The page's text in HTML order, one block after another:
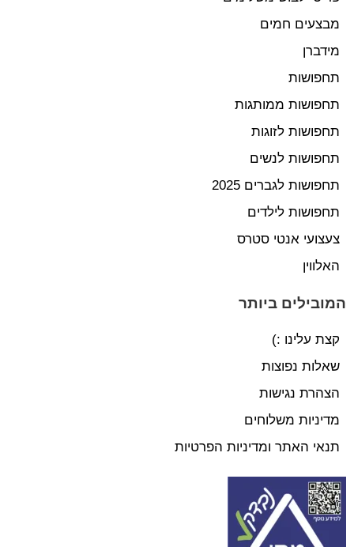
מבצעים חמים
מידברן
תחפושות
תחפושות ממותגות
תחפושות לזוגות
תחפושות לנשים
תחפושות לגברים 2025
תחפושות לילדים
צעצועי אנטי סטרס
האלווין
המובילים ביותר
קצת עלינו :)
שאלות נפוצות
הצהרת נגישות
מדיניות משלוחים
תנאי האתר ומדיניות הפרטיות